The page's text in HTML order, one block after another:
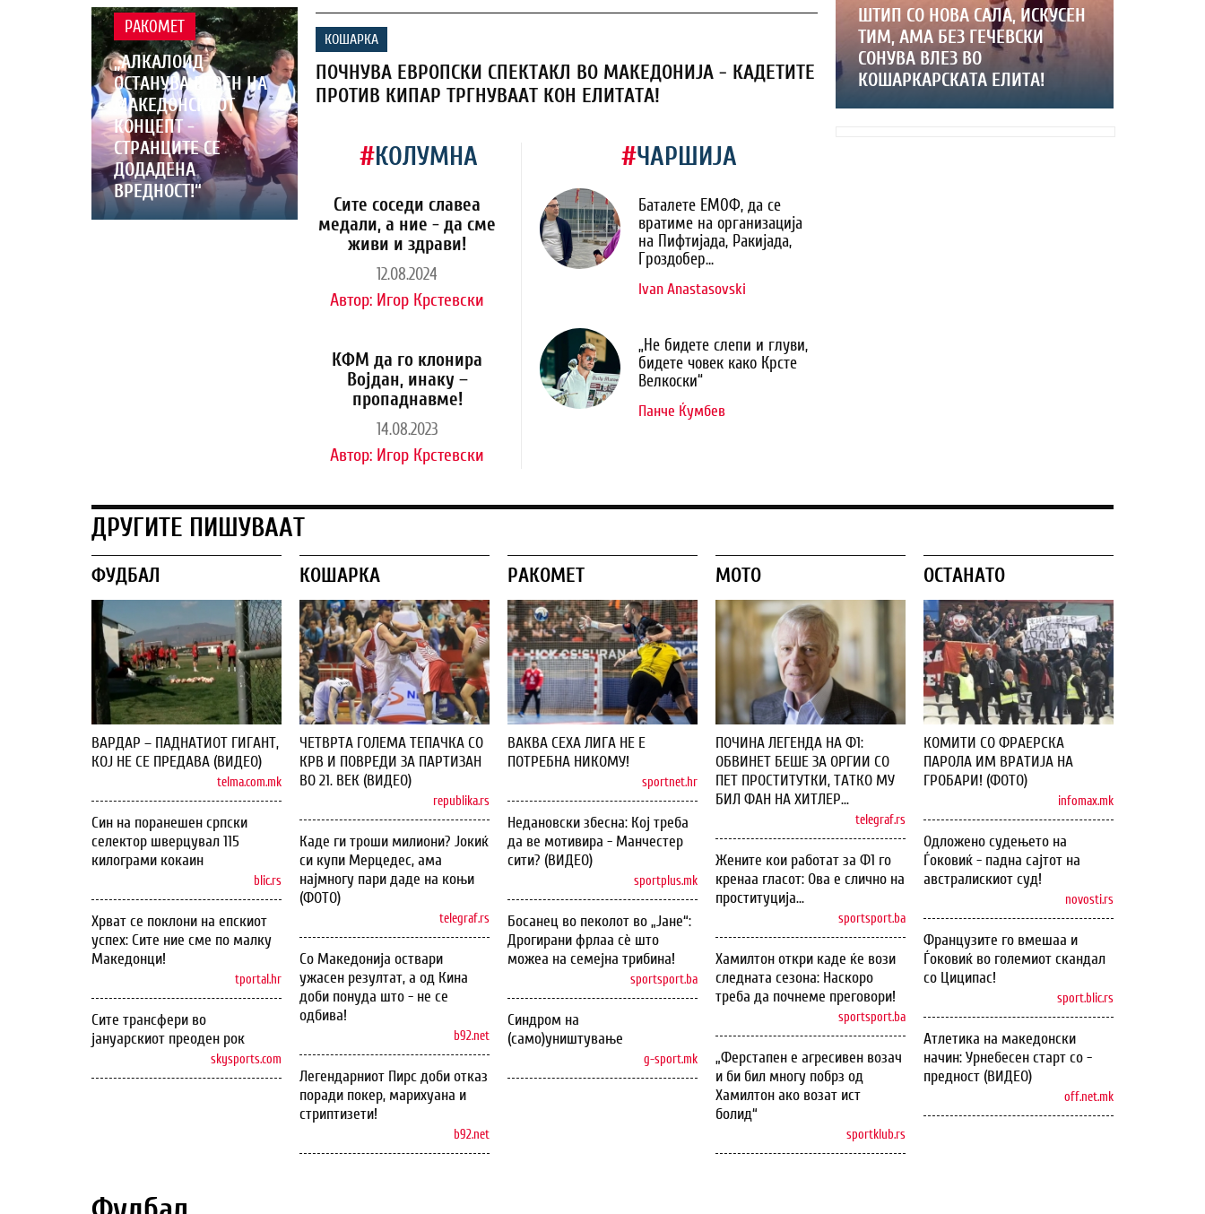
РАКОМЕТ
„АЛКАЛОИД
ОСТАНУВА ВЕРЕН НА
МАКЕДОНСКИОТ
КОНЦЕПТ -
СТРАНЦИТЕ СЕ
ДОДАДЕНА
ВРЕДНОСТ!“
КОШАРКА
ПОЧНУВА ЕВРОПСКИ СПЕКТАКЛ ВО МАКЕДОНИЈА - КАДЕТИТЕ
ПРОТИВ КИПАР ТРГНУВААТ КОН ЕЛИТАТА!
#КОЛУМНА
Сите соседи славеа
медали, а ние - да сме
живи и здрави!
12.08.2024
Автор: Игор Крстевски
КФМ да го клонира
Војдан, инаку –
пропаднавме!
14.08.2023
Автор: Игор Крстевски
#ЧАРШИЈА
Баталете ЕМОФ, да се
вратиме на организација
на Пифтијада, Ракијада,
Гроздобер...
Ivan Anastasovski
„Не бидете слепи и глуви,
бидете човек како Крсте
Велкоски“
Панче Ќумбев
ШТИП СО НОВА САЛА, ИСКУСЕН
ТИМ, АМА БЕЗ ГЕЧЕВСКИ
СОНУВА ВЛЕЗ ВО
КОШАРКАРСКАТА ЕЛИТА!
ДРУГИТЕ ПИШУВААТ
ФУДБАЛ
ВАРДАР – ПАДНАТИОТ ГИГАНТ,
КОЈ НЕ СЕ ПРЕДАВА (ВИДЕО)
telma.com.mk
Син на поранешен српски
селектор шверцувал 115
килограми кокаин
blic.rs
Хрват се поклони на епскиот
успех: Сите ние сме по малку
Македонци!
tportal.hr
Сите трансфери во
јануарскиот преоден рок
skysports.com
КОШАРКА
ЧЕТВРТА ГОЛЕМА ТЕПАЧКА СО
КРВ И ПОВРЕДИ ЗА ПАРТИЗАН
ВО 21. ВЕК (ВИДЕО)
republika.rs
Каде ги троши милиони? Јокиќ
си купи Мерцедес, ама
најмногу пари даде на коњи
(ФОТО)
telegraf.rs
Со Македонија оствари
ужасен резултат, а од Кина
доби понуда што - не се
одбива!
b92.net
Легендарниот Пирс доби отказ
поради покер, марихуана и
стриптизети!
b92.net
РАКОМЕТ
ВАКВА СЕХА ЛИГА НЕ Е
ПОТРЕБНА НИКОМУ!
sportnet.hr
Недановски збесна: Кој треба
да ве мотивира - Манчестер
сити? (ВИДЕО)
sportplus.mk
Босанец во пеколот во „Јане“:
Дрогирани фрлаа сѐ што
можеа на семејна трибина!
sportsport.ba
Синдром на
(само)уништување
g-sport.mk
МОТО
ПОЧИНА ЛЕГЕНДА НА Ф1:
ОБВИНЕТ БЕШЕ ЗА ОРГИИ СО
ПЕТ ПРОСТИТУТКИ, ТАТКО МУ
БИЛ ФАН НА ХИТЛЕР...
telegraf.rs
Жените кои работат за Ф1 го
кренаа гласот: Ова е слично на
проституција...
sportsport.ba
Хамилтон откри каде ќе вози
следната сезона: Наскоро
треба да почнеме преговори!
sportsport.ba
„Ферстапен е агресивен возач
и би бил многу побрз од
Хамилтон ако возат ист
болид“
sportklub.rs
ОСТАНАТО
КОМИТИ СО ФРАЕРСКА
ПАРОЛА ИМ ВРАТИЈА НА
ГРОБАРИ! (ФОТО)
infomax.mk
Одложено судењето на
Ѓоковиќ - падна сајтот на
австралискиот суд!
novosti.rs
Французите го вмешаа и
Ѓоковиќ во големиот скандал
со Циципас!
sport.blic.rs
Атлетика на македонски
начин: Урнебесен старт со -
предност (ВИДЕО)
off.net.mk